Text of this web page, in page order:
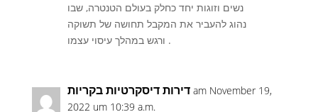
נשים וזוגות יחד כחלק בעולם הטנטרה, שבו
נהוג להעביר את המקבל תחושה של תשוקה
ורגש במהלך עיסוי עצמו .
דירות דיסקרטיות בקריות am November 19,
2022 um 10:39 a.m.